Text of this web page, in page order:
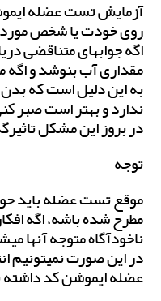
آزمایش تست عضله
روی خودت یا شخص
اگه جوابهای متناقضی
مقداری آب بنوشد و اگه
به این دلیل است که بدن
ندارد و بهتر است صبر
در بروز این مشکل
توجه
موقع تست عضله باید
مطرح شده باشه، اگه
ناخودآگاه متوجه آنها
در این صورت نمیتونیم
عضله ایموشن کد داشته